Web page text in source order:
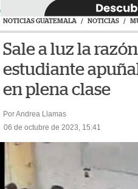
NOTICIAS GUATEMALA / NOTICIAS /
Sale a luz la
estudiante
en plena clase
Por Andrea Llamas
06 de octubre de 2023, 15:41